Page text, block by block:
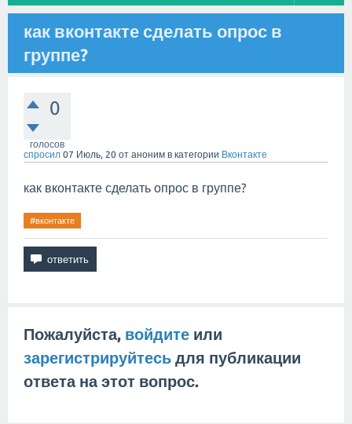
как вконтакте сделать опрос в
группе?
0
голосов
спросил 07 Июль, 20 от аноним в категории Вконтакте
как вконтакте сделать опрос в группе?
#вконтакте
Пожалуйста, войдите или
зарегистрируйтесь для публикации
ответа на этот вопрос.